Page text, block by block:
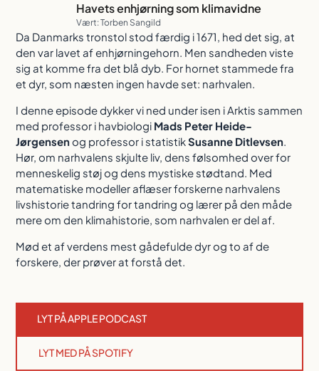
Havets enhjørning som klimavidne
Vært: Torben Sangild
Da Danmarks tronstol stod færdig i 1671, hed det sig, at
den var lavet af enhjørningehorn. Men sandheden viste
sig at komme fra det blå dyb. For hornet stammede fra
et dyr, som næsten ingen havde set: narhvalen.
I denne episode dykker vi ned under isen i Arktis sammen
med professor i havbiologi Mads Peter Heide-
Jørgensenog professor i statistikSusanne Ditlevsen.
Hør, om narhvalens skjulte liv, dens følsomhed over for
menneskelig støj og dens mystiske stødtand. Med
matematiske modeller aflæser forskerne narhvalens
livshistorie tandring for tandring og lærer på den måde
mere om den klimahistorie, som narhvalen er del af.
Mød et af verdens mest gådefulde dyr og to af de
forskere, der prøver at forstå det.
LYT PÅ APPLE PODCAST
LYT MED PÅ SPOTIFY